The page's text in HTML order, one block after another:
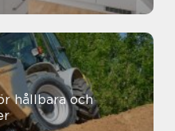
hållbara och